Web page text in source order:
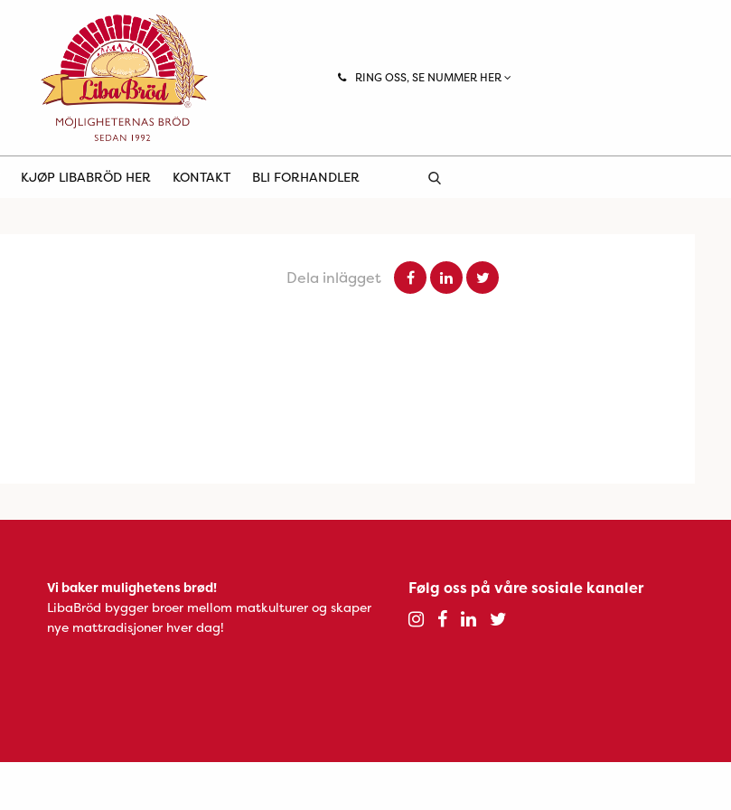
RING OSS, SE NUMMER HER
KJØP LIBABRÖD HER KONTAKT BLI FORHANDLER
Dela inlägget
Vi baker mulighetens brød!
LibaBröd bygger broer mellom matkulturer og skaper
nye mattradisjoner hver dag!
Følg oss på våre sosiale kanaler